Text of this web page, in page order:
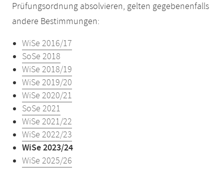
Prüfungsordnung absolvieren, gelten gegebenenfalls
andere Bestimmungen:
WiSe 2016/17
SoSe 2018
WiSe 2018/19
WiSe 2019/20
WiSe 2020/21
SoSe 2021
WiSe 2021/22
WiSe 2022/23
WiSe 2023/24
WiSe 2025/26